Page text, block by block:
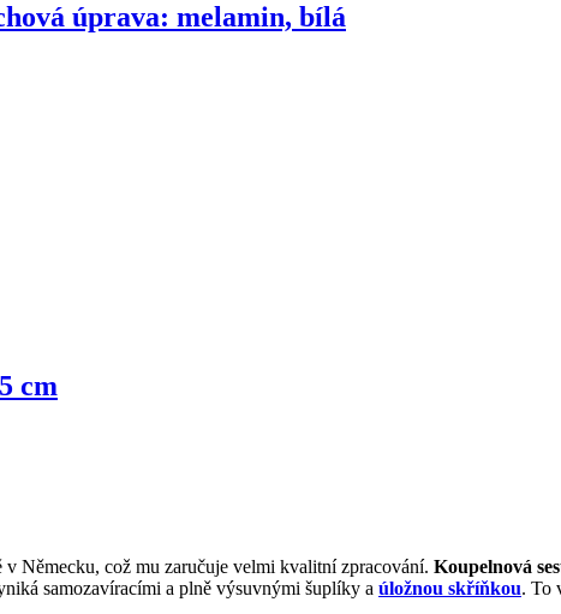
úprava: melamin, bílá
cm
v Německu, což mu zaručuje velmi kvalitní zpracování. Koupelnová
samozavíracími a plně výsuvnými šuplíky a úložnou skříňkou. To